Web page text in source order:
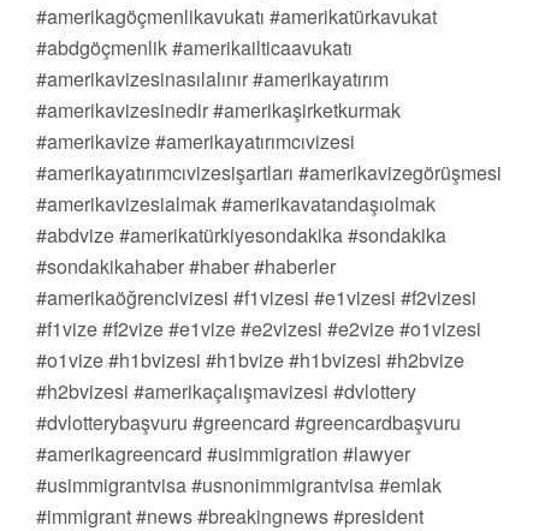
#amerikagöçmenlikavukatı #amerikatürkavukat
#abdgöçmenlik #amerikailticaavukatı
#amerikavizesinasılalınır #amerikayatırım
#amerikavizesinedir #amerikaşirketkurmak
#amerikavize #amerikayatırımcıvizesi
#amerikayatırımcıvizesişartları #amerikavizegörüşmesi
#amerikavizesialmak #amerikavatandaşıolmak
#abdvize #amerikatürkiyesondakika #sondakika
#sondakikahaber #haber #haberler
#amerikaöğrencivizesi #f1vizesi #e1vizesi #f2vizesi
#f1vize #f2vize #e1vize #e2vizesi #e2vize #o1vizesi
#o1vize #h1bvizesi #h1bvize #h1bvizesi #h2bvize
#h2bvizesi #amerikaçalışmavizesi #dvlottery
#dvlotterybaşvuru #greencard #greencardbaşvuru
#amerikagreencard #usimmigration #lawyer
#usimmigrantvisa #usnonimmigrantvisa #emlak
#immigrant #news #breakingnews #president